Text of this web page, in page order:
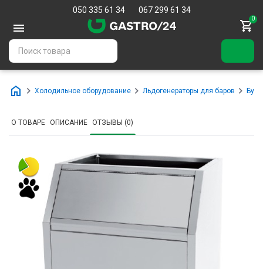
050 335 61 34 067 299 61 34
0
Холодильное оборудование Льдогенераторы для баров
О ТОВАРЕ ОПИСАНИЕ ОТЗЫВЫ (0)